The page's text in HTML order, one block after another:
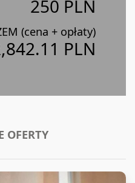
250 PLN
(cena + opłaty)
PLN
OFERTY